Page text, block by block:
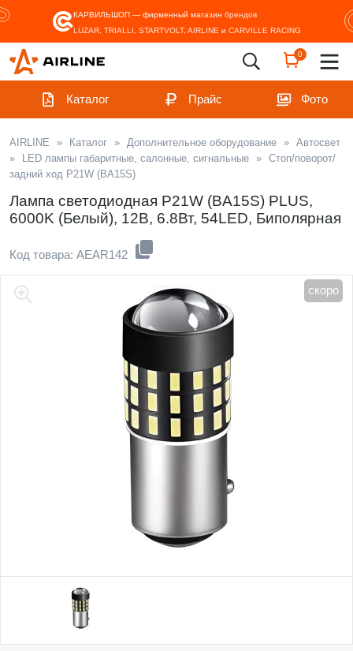
КАРВИЛЬШОП — фирменный магазин брендов
LUZAR, TRIALLI, STARTVOLT, AIRLINE и CARVILLE RACING
0
Каталог Прайс Фото
AIRLINE » Каталог » Дополнительное оборудование » Автосвет
»
LED лампы габаритные, салонные, сигнальные » Стоп/поворот/
задний ход P21W (BA15S)
Лампа светодиодная P21W (BA15S) PLUS,
6000K (Белый), 12В, 6.8Вт, 54LED, Биполярная
Код товара: AEAR142
скоро